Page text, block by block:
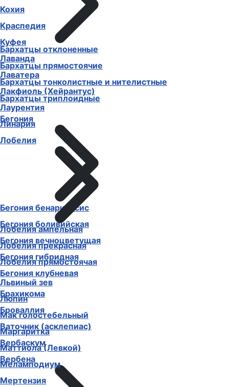
Бархатцы отклоненные
Бархатцы прямостоячие
Бархатцы тонколистные и нителистные
Бархатцы триплоидные
Бегония
Бегония бенариенсис
Бегония боливийская
Бегония вечноцветущая
Бегония гибридная
Бегония клубневая
Брахикома
Броваллия
Ваточник (асклепиас)
Вербаскум
Вербена
Кохия
Краспедия
Куфея
Лаванда
Лаватера
Лакфиоль (Хейрантус)
Лаурентия
Линария
Лобелия
Лобелия ампельная
Лобелия прекрасная
Лобелия прямостоячая
Львиный зев
Люпин
Мак голостебельный
Маргаритка
Маттиола (Левкой)
Меламподиум
Мертензия